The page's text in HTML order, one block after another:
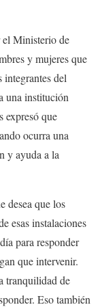
Ministerio de
y mujeres que
del
una institución
expresó que
ocurra una
y ayuda a la
desea que los
esas instalaciones
para responder
que intervenir.
tranquilidad de
Eso también